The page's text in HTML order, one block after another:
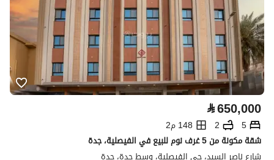
⃁650,000
5
2
148 م2
شقة مكونة من 5 غرف نوم للبيع في الفيصلية، جدة
شارع ناصر السيد، حي الفيصلية، وسط جدة، جدة